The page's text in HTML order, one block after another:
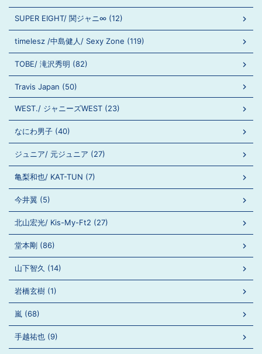
SUPER EIGHT/ 関ジャニ∞ (12)
timelesz /中島健人/ Sexy Zone (119)
TOBE/ 滝沢秀明 (82)
Travis Japan (50)
WEST./ ジャニーズWEST (23)
なにわ男子 (40)
ジュニア/ 元ジュニア (27)
亀梨和也/ KAT-TUN (7)
今井翼 (5)
北山宏光/ Kis-My-Ft2 (27)
堂本剛 (86)
山下智久 (14)
岩橋玄樹 (1)
嵐 (68)
手越祐也 (9)